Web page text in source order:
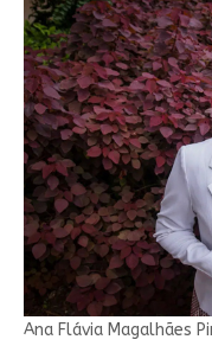
Ana Flávia Magalhães